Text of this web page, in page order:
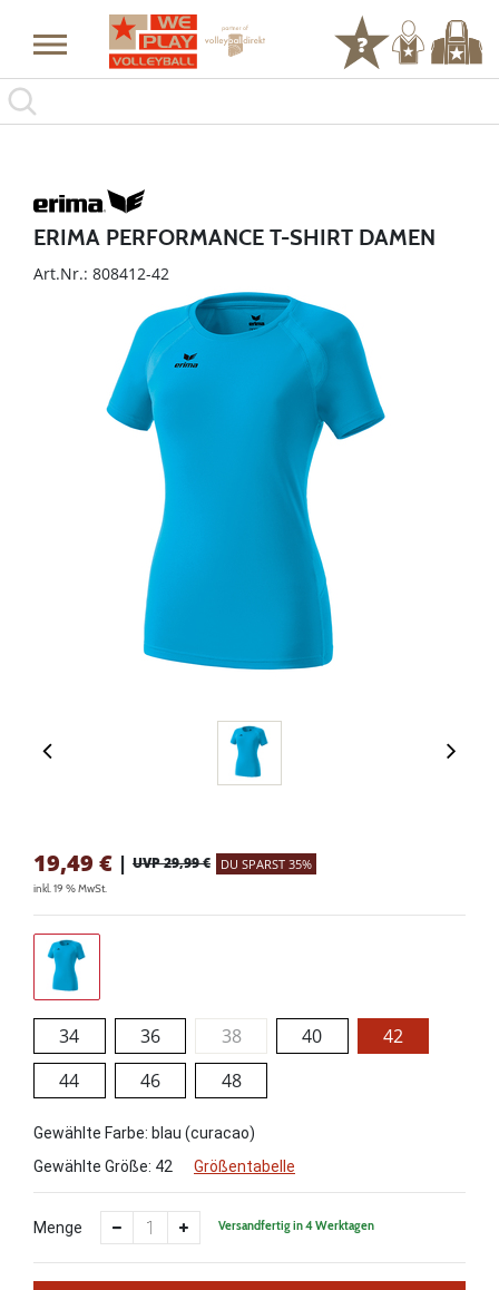
ERIMA PERFORMANCE T-SHIRT DAMEN
Art.Nr.: 808412-42
19,49 € | UVP 29,99 € DU SPARST 35%
inkl. 19 % MwSt.
34 36 38 40
42
44
46 48
Gewählte Farbe: blau (curacao)
Gewählte Größe: 42 Größentabelle
Menge Versandfertig in 4 Werktagen